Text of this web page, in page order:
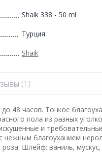
Shaik 338 - 50 ml
Турция
Shaik
(1)
48 часов. Тонкое
пола из разных
и
нежным благоуханием
Шлейф: ваниль, мускус,